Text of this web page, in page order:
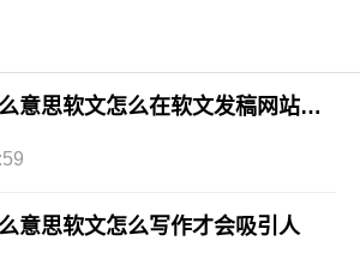
软文宣传推广什么意思软文怎么在软文发稿网站上写作
意思软文怎么写作才会吸引人